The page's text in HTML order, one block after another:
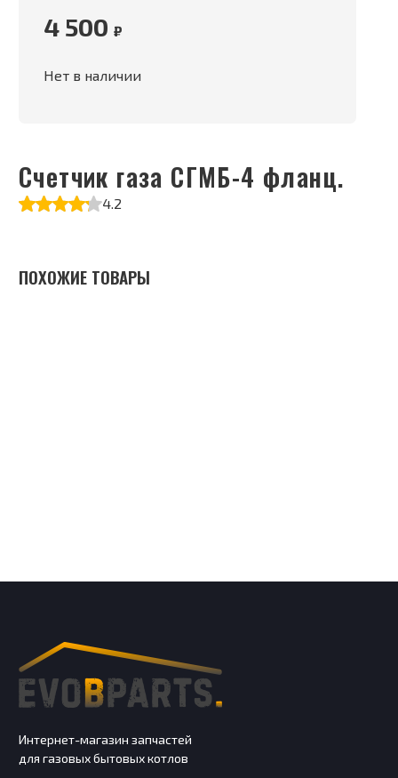
Счетчик газа СГМБ-4 фланц.
4.2
4 500 ₽
Нет в наличии
ПОХОЖИЕ ТОВАРЫ
Интернет-магазин запчастей
для газовых бытовых котлов